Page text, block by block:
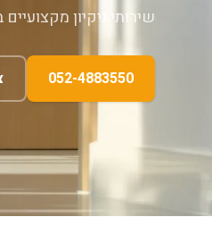
שירותי ניקיון
052-4883550